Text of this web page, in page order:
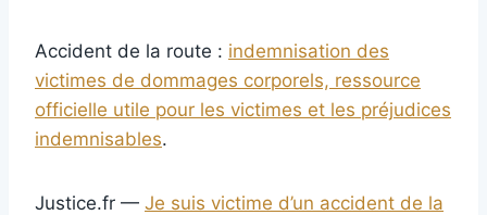
Accident de la route : indemnisation des
victimes de dommages corporels, ressource
officielle utile pour les victimes et les préjudices
indemnisables.
Justice.fr — Je suis victime d’un accident de la